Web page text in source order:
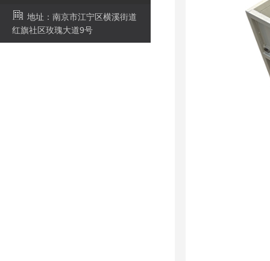
地址：南京市江宁区横溪街道
红旗社区玫瑰大道9号